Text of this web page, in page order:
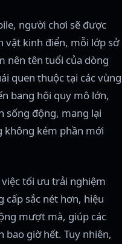
người chơi sẽ được
vật kinh điển, mỗi lớp sở
nên tên tuổi của dòng
quen thuộc tại các vùng
bang hội quy mô lớn,
sống động, mang lại
không kém phần mới
tối ưu trải nghiệm
sắc nét hơn, hiệu
mượt mà, giúp các
giờ hết. Tuy nhiên,